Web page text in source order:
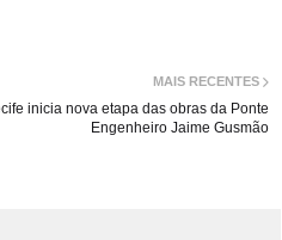
MAIS RECENTES
inicia nova etapa das obras da Ponte
Engenheiro Jaime Gusmão